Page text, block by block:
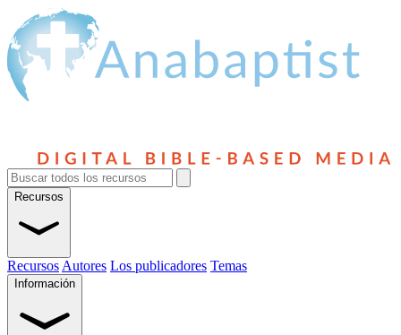
Recursos
Recursos Autores Los publicadores Temas
Información